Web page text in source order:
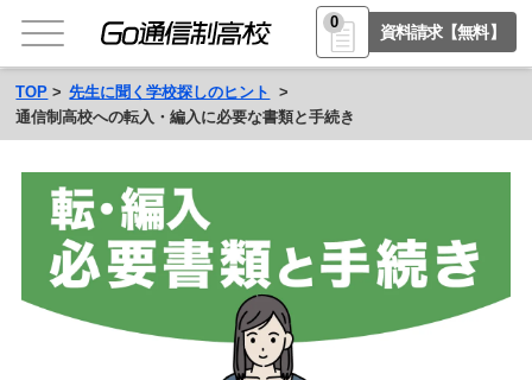
0
資料請求【無料】
TOP
先生に聞く学校探しのヒント
通信制高校への転入・編入に必要な書類と手続き